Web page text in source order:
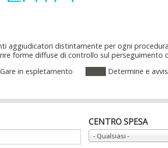
aggiudicatori distintamente per ogni
forme diffuse di controllo sul perseguimento
in espletamento Determine e
CENTRO SPESA
- Qualsiasi -